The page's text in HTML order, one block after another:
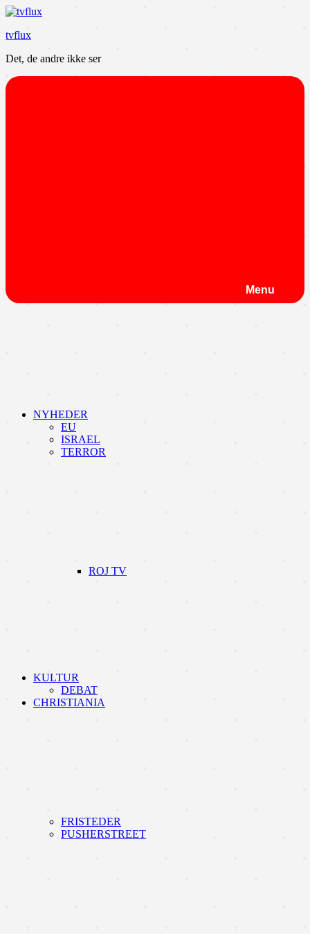
Videre
indhold
tvflux
Det, de andre ikke ser
Menu
NYHEDER
EU
ISRAEL
TERROR
ROJ TV
KULTUR
DEBAT
CHRISTIANIA
FRISTEDER
PUSHERSTREET